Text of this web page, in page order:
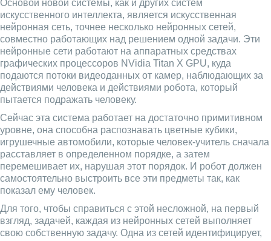
Основой новой системы, как и других систем
искусственного интеллекта, является искусственная
нейронная сеть, точнее несколько нейронных сетей,
совместно работающих над решением одной задачи. Эти
нейронные сети работают на аппаратных средствах
графических процессоров NVidia Titan X GPU, куда
подаются потоки видеоданных от камер, наблюдающих за
действиями человека и действиями робота, который
пытается подражать человеку.
Сейчас эта система работает на достаточно примитивном
уровне, она способна распознавать цветные кубики,
игрушечные автомобили, которые человек-учитель сначала
расставляет в определенном порядке, а затем
перемешивает их, нарушая этот порядок. И робот должен
самостоятельно выстроить все эти предметы так, как
показал ему человек.
Для того, чтобы справиться с этой несложной, на первый
взгляд, задачей, каждая из нейронных сетей выполняет
свою собственную задачу. Одна из сетей идентифицирует,